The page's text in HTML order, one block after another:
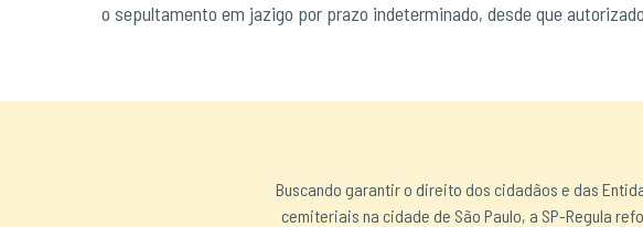
o sepultamento em jazigo por prazo indeterminado, desde que
Buscando garantir o direito dos cidadãos e das
cemiteriais na cidade de São Paulo, a SP-Regula